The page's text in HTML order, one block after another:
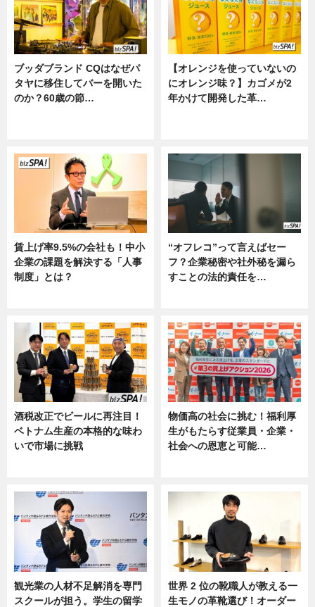
ブッダブランド CQはなぜパ
タヤに移住してバーを開いた
のか？60歳の節…
【オレンジを使っていないの
にオレンジ味？】カゴメが2
年かけて開発した革…
賃上げ率9.5%の会社も！中小
企業の課題を解決する「人事
制度」とは？
“オフレコ”って言えばセー
フ？企業秘密や社外秘を漏ら
すことの法的責任を…
酒税改正でビールに再注目！
ベトナム生産の本格的な味わ
いで市場に挑戦
物価高の社会に挑む！福利厚
生がもたらす従業員・企業・
社会への恩恵と可能…
観光業の人材不足解消を専門
スクールが担う。学生の留学
世界 2 位の靴職人が教える一
生モノの革靴選び！オーダー